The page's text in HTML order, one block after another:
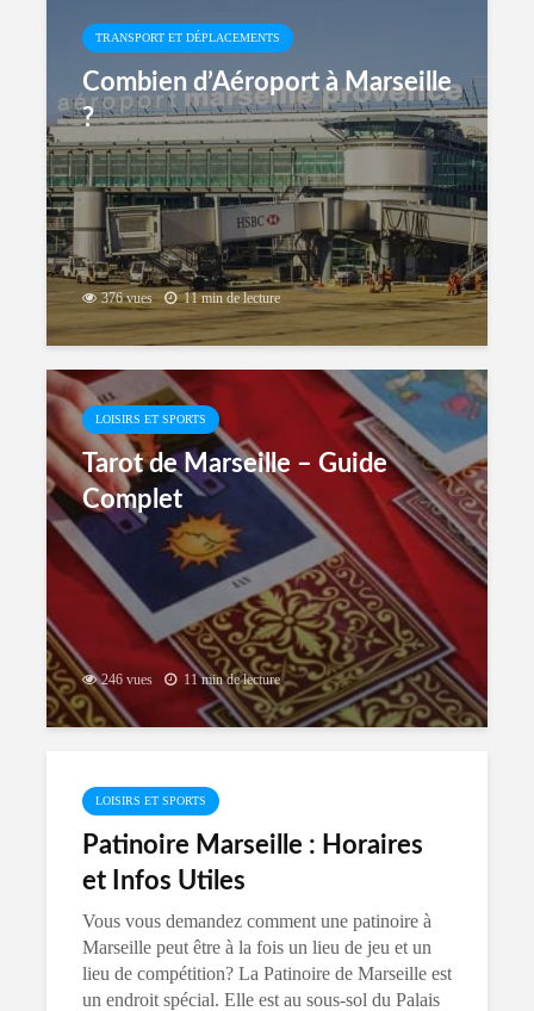
Complet du Parler Local
638 vues 11 min de lecture
VIE PRATIQUE ET QUOTIDIENNE
Populo Marseille
11 min de lecture
TRANSPORT ET DÉPLACEMENTS
Combien d’Aéroport à Marseille
?
376 vues 11 min de lecture
LOISIRS ET SPORTS
Tarot de Marseille – Guide
Complet
246 vues 11 min de lecture
LOISIRS ET SPORTS
Patinoire Marseille : Horaires
et Infos Utiles
Vous vous demandez comment une patinoire à
Marseille peut être à la fois un lieu de jeu et un
lieu de compétition? La Patinoire de Marseille est
un endroit spécial. Elle est au sous-sol du Palais